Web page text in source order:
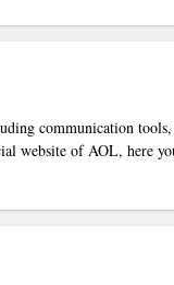
communication tools,
website of AOL, here